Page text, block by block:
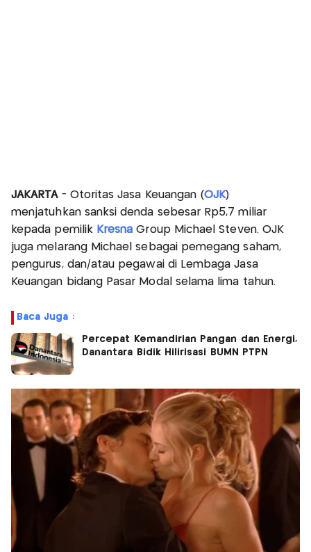
JAKARTA- Otoritas Jasa Keuangan (OJK)
menjatuhkan sanksi denda sebesar Rp5,7 miliar
kepada pemilik Kresna Group Michael Steven. OJK
juga melarang Michael sebagai pemegang saham,
pengurus, dan/atau pegawai di Lembaga Jasa
Keuangan bidang Pasar Modal selama lima tahun.
Baca Juga :
Percepat Kemandirian Pangan dan Energi,
Danantara Bidik Hilirisasi BUMN PTPN